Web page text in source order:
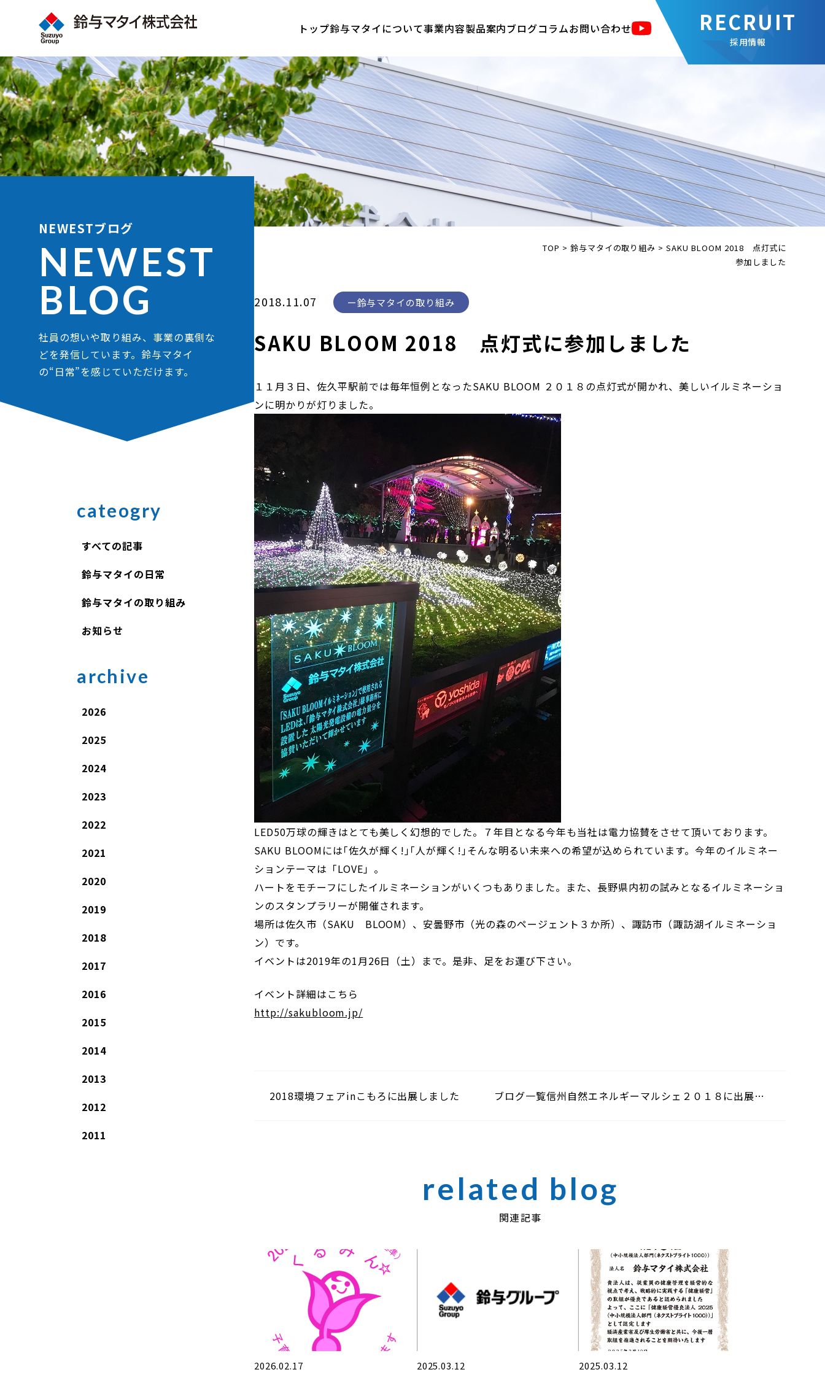
トップ鈴与マタイについて事業内容製品案内ブログコラムお問い合わせ
採用情報
NEWESTブログ
NEWEST
BLOG
社員の想いや取り組み、事業の裏側な
どを発信しています。鈴与マタイ
の“日常”を感じていただけます。
TOP > 鈴与マタイの取り組み >SAKU BLOOM 2018 点灯式に
参加しました
2018.11.07 鈴与マタイの取り組み
SAKU BLOOM 2018 点灯式に参加しました
１１月３日、佐久平駅前では毎年恒例となったSAKU BLOOM ２０１８の点灯式が開かれ、美しいイルミネーショ
ンに明かりが灯りました。
LED50万球の輝きはとても美しく幻想的でした。７年目となる今年も当社は電力協賛をさせて頂いております。
SAKU BLOOMには｢佐久が輝く!｣｢人が輝く!｣そんな明るい未来への希望が込められています。今年のイルミネー
ションテーマは「LOVE」。
ハートをモチーフにしたイルミネーションがいくつもありました。また、長野県内初の試みとなるイルミネーショ
ンのスタンプラリーが開催されます。
場所は佐久市（SAKU BLOOM）、安曇野市（光の森のページェント３か所）、諏訪市（諏訪湖イルミネーショ
ン）です。
イベントは2019年の1月26日（土）まで。是非、足をお運び下さい。
イベント詳細はこちら
http://sakubloom.jp/
2018環境フェアinこもろに出展しました ブログ一覧信州自然エネルギーマルシェ２０１８に出展い
関連記事
2026.02.17 2025.03.12 2025.03.12
cateogry
すべての記事
鈴与マタイの日常
鈴与マタイの取り組み
お知らせ
archive
2026
2025
2024
2023
2022
2021
2020
2019
2018
2017
2016
2015
2014
2013
2012
2011